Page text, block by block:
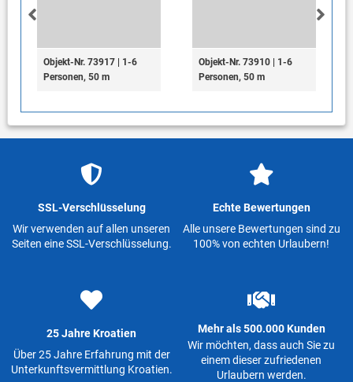
Objekt-Nr. 73917 | 1-6
Personen, 50 m
Objekt-Nr. 73910 | 1-6
Personen, 50 m
SSL-Verschlüsselung
Wir verwenden auf allen unseren
Seiten eine SSL-Verschlüsselung.
Echte Bewertungen
Alle unsere Bewertungen sind zu
100% von echten Urlaubern!
25 Jahre Kroatien
Über 25 Jahre Erfahrung mit der
Unterkunftsvermittlung Kroatien.
Mehr als 500.000 Kunden
Wir möchten, dass auch Sie zu
einem dieser zufriedenen
Urlaubern werden.